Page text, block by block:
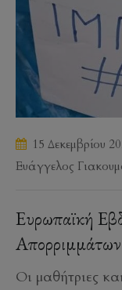
15 Δεκεμβρίου
Ευάγγελος
Ευρωπαϊκή
Απορριμμάτων
Οι μαθήτριες